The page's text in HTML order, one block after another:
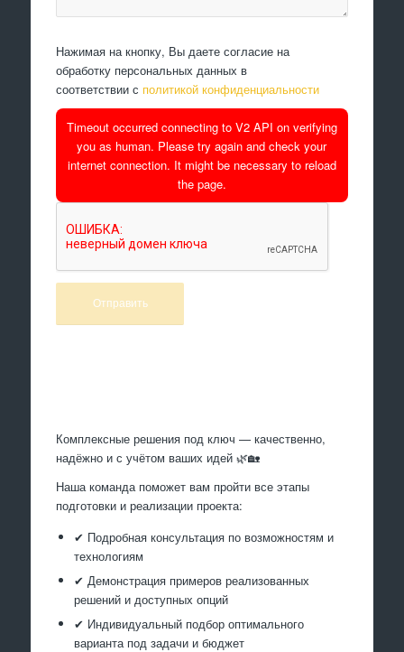
Нажимая на кнопку, Вы даете согласие на
обработку персональных данных в
соответствии с политикой конфиденциальности
Timeout occurred connecting to V2 API on verifying
you as human. Please try again and check your
internet connection. It might be necessary to reload
the page.
Комплексные решения под ключ — качественно,
надёжно и с учётом ваших идей 🌿🏡
Наша команда поможет вам пройти все этапы
подготовки и реализации проекта:
✔ Подробная консультация по возможностям и
технологиям
✔ Демонстрация примеров реализованных
решений и доступных опций
✔ Индивидуальный подбор оптимального
варианта под задачи и бюджет